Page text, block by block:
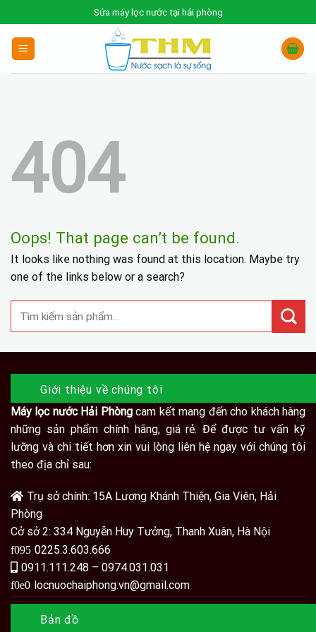
to
content
Sửa máy lọc nước tại hải phòng
404
Oops! That page can’t be found.
It looks like nothing was found at this location. Maybe try
one of the links below or a search?
Giới thiệu về chúng tôi
Máy lọc nước Hải Phòngcam kết mang đến cho khách hàng
những sản phẩm chính hãng, giá rẻ. Để được tư vấn kỹ
lưỡng và chi tiết hơn xin vui lòng liên hệ ngay với chúng tôi
theo địa chỉ sau:
Trụ sở chính: 15A Lương Khánh Thiện, Gia Viên, Hải
Phòng
Cở sở 2: 334 Nguyễn Huy Tưởng, Thanh Xuân, Hà Nội
0225.3.603.666
0911.111.248 – 0974.031.031
locnuochaiphong.vn@gmail.com
Bản đồ